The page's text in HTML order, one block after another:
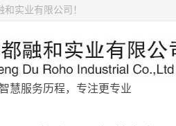
实业有限公司！
慧服务历程，专注更专业